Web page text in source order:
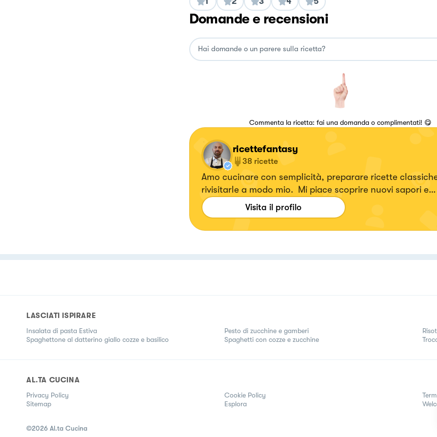
Domande e recensioni
Commenta la ricetta: fai una domanda o complimentati! 😋
ricettefantasy
38 ricette
Amo cucinare con semplicità, preparare ricette
rivisitarle a modo mio. Mi piace scoprire nuovi sapori e
abbinamenti, la fantasia è la chiave magica di questo
Visita il profilo
LASCIATI ISPIRARE
Insalata di pasta Estiva
Spaghettone al datterino giallo cozze e basilico
Pesto di zucchine e gamberi
Spaghetti con cozze e zucchine
AL.TA CUCINA
Privacy Policy Cookie Policy
Sitemap
Esplora
©2026 Al.ta Cucina